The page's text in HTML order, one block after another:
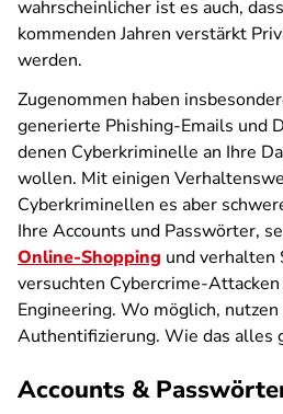
wahrscheinlicher ist es auch,
kommenden Jahren verstärkt
werden.
Zugenommen haben
generierte Phishing-Emails und
denen Cyberkriminelle an Ihre
wollen. Mit einigen
Cyberkriminellen es aber
Ihre Accounts und Passwörter,
Online-Shopping und verhalten
versuchten Cybercrime-
Engineering. Wo möglich,
Authentifizierung. Wie das alles
Accounts &